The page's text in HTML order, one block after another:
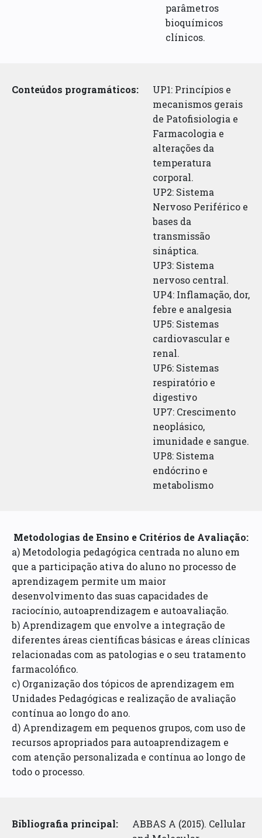
parâmetros
bioquímicos
clínicos.
Conteúdos programáticos:
UP1: Princípios e
mecanismos gerais
de Patofisiologia e
Farmacologia e
alterações da
temperatura
corporal.
UP2: Sistema
Nervoso Periférico e
bases da
transmissão
sináptica.
UP3: Sistema
nervoso central.
UP4: Inflamação, dor,
febre e analgesia
UP5: Sistemas
cardiovascular e
renal.
UP6: Sistemas
respiratório e
digestivo
UP7: Crescimento
neoplásico,
imunidade e sangue.
UP8: Sistema
endócrino e
metabolismo
Metodologias de Ensino e Critérios de Avaliação:
a) Metodologia pedagógica centrada no aluno em
que a participação ativa do aluno no processo de
aprendizagem permite um maior
desenvolvimento das suas capacidades de
raciocínio, autoaprendizagem e autoavaliação.
b) Aprendizagem que envolve a integração de
diferentes áreas científicas básicas e áreas clínicas
relacionadas com as patologias e o seu tratamento
farmacolófico.
c) Organização dos tópicos de aprendizagem em
Unidades Pedagógicas e realização de avaliação
contínua ao longo do ano.
d) Aprendizagem em pequenos grupos, com uso de
recursos apropriados para autoaprendizagem e
com atenção personalizada e contínua ao longo de
todo o processo.
Bibliografia principal:
ABBAS A (2015). Cellular